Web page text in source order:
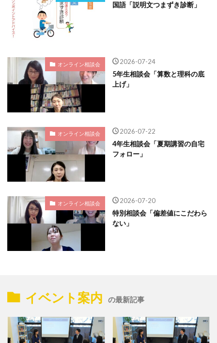
国語「説明文つまずき診断」
オンライン相談会 2026-07-24
5年生相談会「算数と理科の底
上げ」
オンライン相談会 2026-07-22
4年生相談会「夏期講習の自宅
フォロー」
オンライン相談会 2026-07-20
特別相談会「偏差値にこだわら
ない」
イベント案内 の最新記事